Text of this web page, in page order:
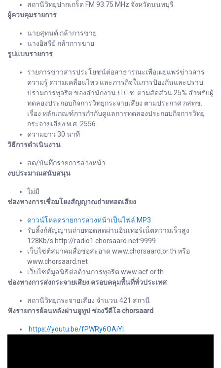
สถานีวิทยุปากเกร็ด FM 93.75 MHz จังหวัดนนทบุรี
ผู้ควบคุมรายการ
นายสุทนต์ กล้าการขาย
นางอิสรีย์ กล้าการขาย
รูปแบบรายการ
รายการข่าวสารประโยชน์ต่อสาธารณะเพื่อเผยแพร่ข่าวสาร
ความรู้ ความเคลื่อนไหว และภารกิจในการป้องกันและปราบ
ปรามการทุจริต ของสำนักงาน ป.ป.ช. ตามสัดส่วน 25% สำหรับผู้
ทดลองประกอบกิจการวิทยุกระจายเสียง ตามประกาศ กสทช.
เรื่อง หลักเกณฑ์การกำกับดูแลการทดลองประกอบกิจการวิทยุ
กระจายเสียง พ.ศ. 2556
ความยาว 30 นาที
วิธีการดำเนินงาน
สด/บันทึกรายการล่วงหน้า
งบประมาณสนับสนุน
ไม่มี
ช่องทางการเชื่อมโยงสัญญาณถ่ายทอดเสียง
ดาวน์โหลดรายการล่วงหน้าเป็นไฟล์.MP3
รับลิ้งก์สัญญานถ่ายทอดสดผ่านอินเทอร์เน็ตความเร็วสูง
128Kb/s http://radio1.chorsaard.net:9999
เว็บไซต์สมาคมสื่อช่อสะอาด www.chorsaard.or.th หรือ
www.chorsaard.net
เว็บไซต์มูลนิธิต่อต้านการทุจริต www.acf.or.th
ช่องทางการส่งกระจายเสียง ครอบคลุมพื้นที่ทั่วประเทศ
สถานีวิทยุกระจายเสียง จำนวน 421 สถานี
ฟังรายการย้อนหลังผ่านยูทูป ช่องวีดีโอ chorsaard
https://youtu.be/fPWRy6OAiYI